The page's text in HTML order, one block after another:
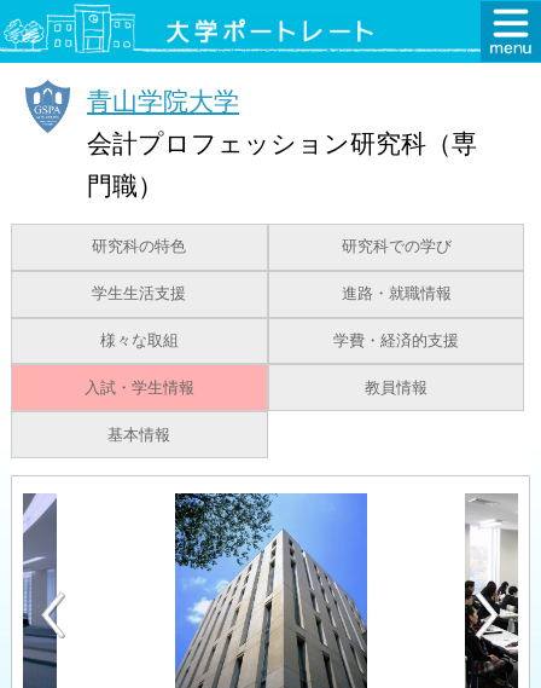
青山学院大学
会計プロフェッション研究科（専
門職）
研究科の特色 研究科での学び
学生生活支援 進路・就職情報
様々な取組 学費・経済的支援
入試・学生情報 教員情報
基本情報